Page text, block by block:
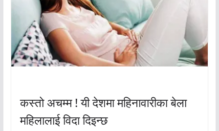
कस्तो अचम्म ! यी देशमा महिनावारीका बेला
महिलालाई विदा दिइन्छ